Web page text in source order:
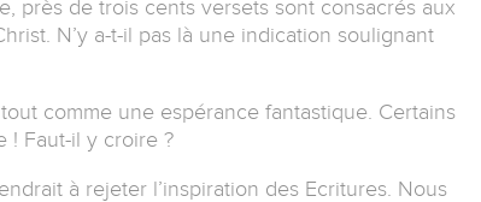
près de trois cents versets sont consacrés aux
N’y a-t-il pas là une indication soulignant
comme une espérance fantastique. Certains
! Faut-il y croire ?
à rejeter l’inspiration des Ecritures. Nous